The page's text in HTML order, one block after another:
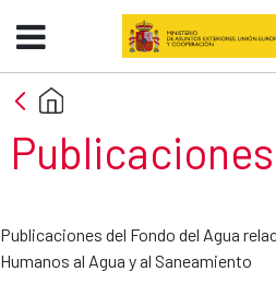
Skip to Main Content
Publicaciones
Publicaciones
Publicaciones del Fondo del Agua
Humanos al Agua y al Saneamiento